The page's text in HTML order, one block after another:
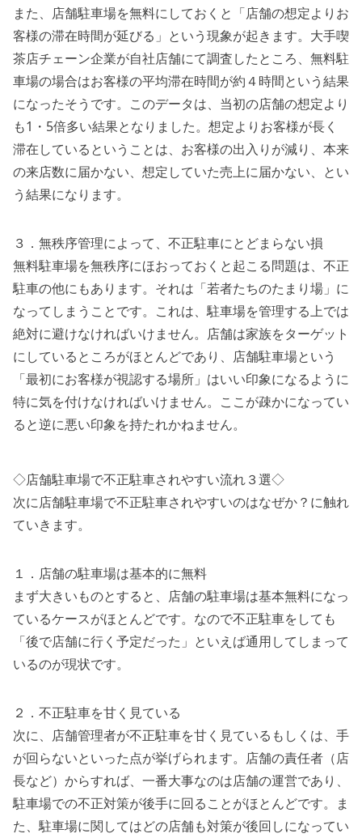
また、店舗駐車場を無料にしておくと「店舗の想定よりお
客様の滞在時間が延びる」という現象が起きます。大手喫
茶店チェーン企業が自社店舗にて調査したところ、無料駐
車場の場合はお客様の平均滞在時間が約４時間という結果
になったそうです。このデータは、当初の店舗の想定より
も1・5倍多い結果となりました。想定よりお客様が長く
滞在しているということは、お客様の出入りが減り、本来
の来店数に届かない、想定していた売上に届かない、とい
う結果になります。
３．無秩序管理によって、不正駐車にとどまらない損
無料駐車場を無秩序にほおっておくと起こる問題は、不正
駐車の他にもあります。それは「若者たちのたまり場」に
なってしまうことです。これは、駐車場を管理する上では
絶対に避けなければいけません。店舗は家族をターゲット
にしているところがほとんどであり、店舗駐車場という
「最初にお客様が視認する場所」はいい印象になるように
特に気を付けなければいけません。ここが疎かになってい
ると逆に悪い印象を持たれかねません。
◇店舗駐車場で不正駐車されやすい流れ３選◇
次に店舗駐車場で不正駐車されやすいのはなぜか？に触れ
ていきます。
１．店舗の駐車場は基本的に無料
まず大きいものとすると、店舗の駐車場は基本無料になっ
ているケースがほとんどです。なので不正駐車をしても
「後で店舗に行く予定だった」といえば通用してしまって
いるのが現状です。
２．不正駐車を甘く見ている
次に、店舗管理者が不正駐車を甘く見ているもしくは、手
が回らないといった点が挙げられます。店舗の責任者（店
長など）からすれば、一番大事なのは店舗の運営であり、
駐車場での不正対策が後手に回ることがほとんどです。ま
た、駐車場に関してはどの店舗も対策が後回しになってい